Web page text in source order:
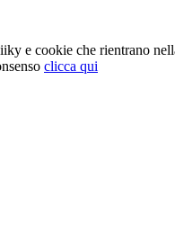
e cookie che rientrano
clicca qui